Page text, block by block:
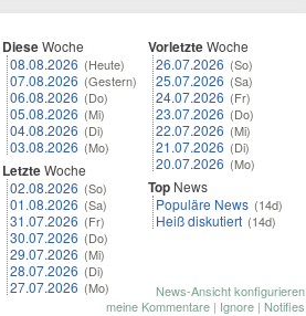
DieseWoche
08.08.2026 (Heute)
07.08.2026 (Gestern)
06.08.2026 (Do)
05.08.2026 (Mi)
04.08.2026 (Di)
03.08.2026 (Mo)
LetzteWoche
02.08.2026 (So)
01.08.2026 (Sa)
31.07.2026 (Fr)
30.07.2026 (Do)
29.07.2026 (Mi)
28.07.2026 (Di)
27.07.2026 (Mo)
VorletzteWoche
26.07.2026 (So)
25.07.2026 (Sa)
24.07.2026 (Fr)
23.07.2026 (Do)
22.07.2026 (Mi)
21.07.2026 (Di)
20.07.2026 (Mo)
Top News
Populäre News (14d)
Heiß diskutiert (14d)
News-Ansicht konfigurieren
meine Kommentare | Ignore | Notifies